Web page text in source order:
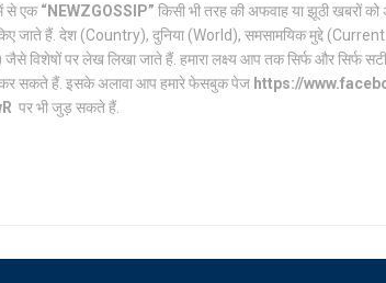
से एक“NEWZGOSSIP” किसी भी तरह की अफवाह या झूठी खबरों
जाते हैं. देश (Country), दुनिया (World), समसामयिक मुद्दे
पर लेख लिखा जाते हैं. हमारा लक्ष्य आप तक सिर्फ और सिर्फ
कर सकते हैं. इसके अलावा आप हमारे फेसबुक पेज https://
पर भी जुड़ सकते हैं.